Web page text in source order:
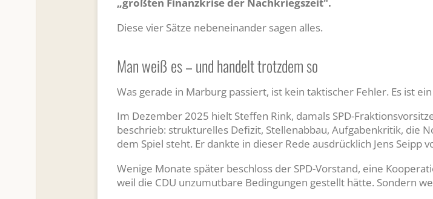
„größten Finanzkrise der Nachkriegszeit".
Diese vier Sätze nebeneinander sagen alles.
Man weiß es – und handelt trotzdem so
Was gerade in Marburg passiert, ist kein taktischer Fehler. Es ist
Im Dezember 2025 hielt Steffen Rink, damals SPD-
beschrieb: strukturelles Defizit, Stellenabbau, Aufgabenkritik, die
dem Spiel steht. Er dankte in dieser Rede ausdrücklich Jens Seipp
Wenige Monate später beschloss der SPD-Vorstand, eine
weil die CDU unzumutbare Bedingungen gestellt hätte. Sondern